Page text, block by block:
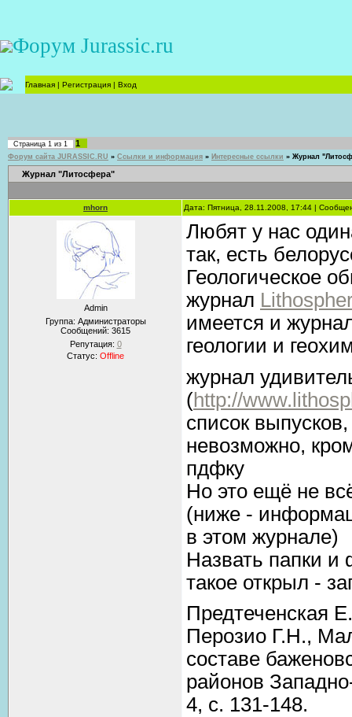
Форум Jurassic.ru
Главная | Регистрация | Вход
Страница 1 из 1 1
Форум сайта JURASSIC.RU » Ссылки и информация » Интересные ссылки » Журнал
Журнал "Литосфера"
mhorn Дата: Пятница, 28.11.2008, 17:44 |
Admin
Группа: Администраторы
Сообщений: 3615
Репутация: 0
Статус: Offline
Любят у нас
так, есть
Геологическое
журнал
имеется и
геологии и
журнал
(http://
список
невозможно,
пдфку
Но это ещё не
(ниже -
в этом журнале)
Назвать папки и
такое открыл -
Предтеченская
Перозио Г.Н.,
составе
районов
4, с. 131-148.